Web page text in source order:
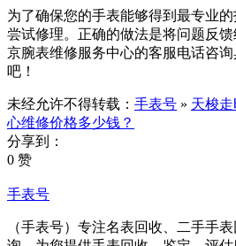
为了确保您的手表能够得到最专业
尝试修理。正确的做法是将问题反
京腕表维修服务中心的客服电话咨
吧！
未经允许不得转载： 手表号 » 天梭
心维修价格多少钱？
分享到：
0 赞
手表号
（手表号）专注名表回收、二手手